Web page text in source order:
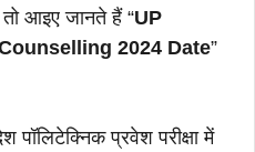
तो आइए जानते हैं “UP
2024 Date”
पॉलिटेक्निक प्रवेश परीक्षा में